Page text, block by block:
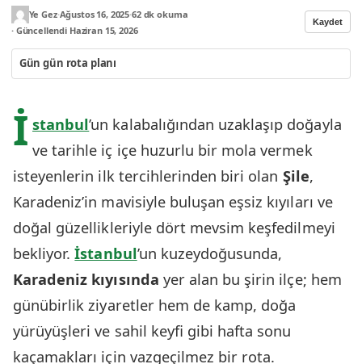
Ye Gez·Ağustos 16, 2025·62 dk okuma
· Güncellendi Haziran 15, 2026
Kaydet
Gün gün rota planı
İ stanbul’un kalabalığından uzaklaşıp doğayla
ve tarihle iç içe huzurlu bir mola vermek
isteyenlerin ilk tercihlerinden biri olan Şile,
Karadeniz’in mavisiyle buluşan eşsiz kıyıları ve
doğal güzellikleriyle dört mevsim keşfedilmeyi
bekliyor.İstanbul’un kuzeydoğusunda,
Karadeniz kıyısında yer alan bu şirin ilçe; hem
günübirlik ziyaretler hem de kamp, doğa
yürüyüşleri ve sahil keyfi gibi hafta sonu
kaçamakları için vazgeçilmez bir rota.